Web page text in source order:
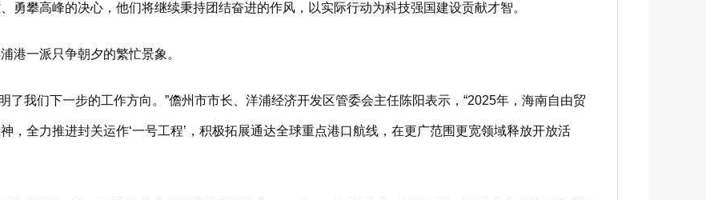
勇攀高峰的决心，他们将继续秉持团结奋进的作风，以实际行动为科技强国建设贡献才智。
一派只争朝夕的繁忙景象。
我们下一步的工作方向。”儋州市市长、洋浦经济开发区管委会主任陈阳表示，“2025年，海南自由贸
，全力推进封关运作‘一号工程’，积极拓展通达全球重点港口航线，在更广范围更宽领域释放开放活